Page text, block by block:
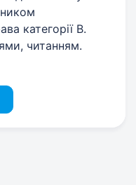
категорії В.
читанням.